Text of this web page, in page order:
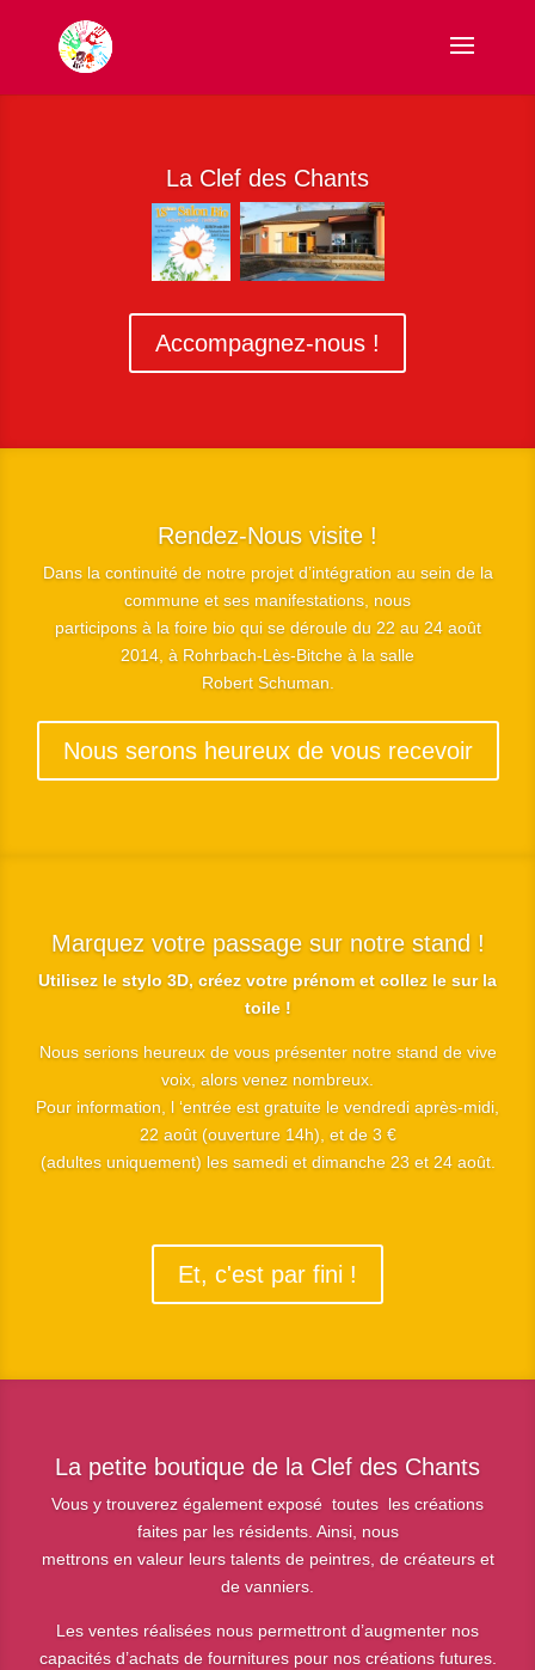
La Clef des Chants
Accompagnez-nous !
Rendez-Nous visite !
Dans la continuité de notre projet d’intégration au sein de la
commune et ses manifestations, nous
participons à la foire bio qui se déroule du 22 au 24 août
2014, à Rohrbach-Lès-Bitche à la salle
Robert Schuman.
Nous serons heureux de vous recevoir
Marquez votre passage sur notre stand !
Utilisez le stylo 3D, créez votre prénom et collez le sur la
toile !
Nous serions heureux de vous présenter notre stand de vive
voix, alors venez nombreux.
Pour information, l ‘entrée est gratuite le vendredi après-midi,
22 août (ouverture 14h), et de 3 €
(adultes uniquement) les samedi et dimanche 23 et 24 août.
Et, c'est par fini !
La petite boutique de la Clef des Chants
Vous y trouverez également exposé toutes les créations
faites par les résidents. Ainsi, nous
mettrons en valeur leurs talents de peintres, de créateurs et
de vanniers.
Les ventes réalisées nous permettront d’augmenter nos
capacités d’achats de fournitures pour nos créations futures.